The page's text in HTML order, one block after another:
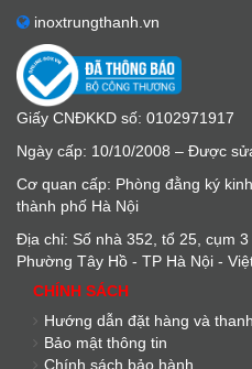
inoxtrungthanh.vn
Giấy CNĐKKD số: 0102971917
Ngày cấp: 10/10/2008 – Được
Cơ quan cấp: Phòng đằng ký
thành phố Hà Nội
Địa chỉ: Số nhà 352, tổ 25, cụm
Phường Tây Hồ - TP Hà Nội -
CHÍNH SÁCH
Hướng dẫn đặt hàng và
Bảo mật thông tin
Chính sách bảo hành